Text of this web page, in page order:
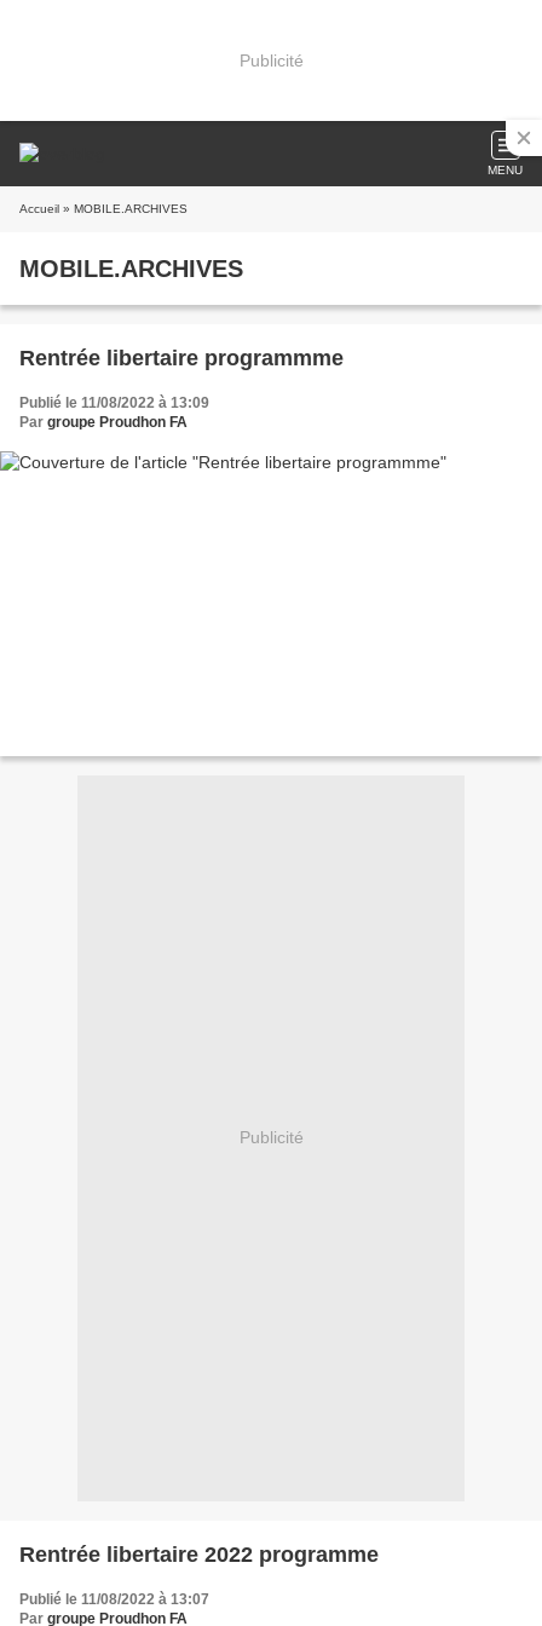
Publicité
MENU
Accueil » MOBILE.ARCHIVES
MOBILE.ARCHIVES
Rentrée libertaire programmme
Publié le 11/08/2022 à 13:09
Par groupe Proudhon FA
Publicité
Rentrée libertaire 2022 programme
Publié le 11/08/2022 à 13:07
Par groupe Proudhon FA